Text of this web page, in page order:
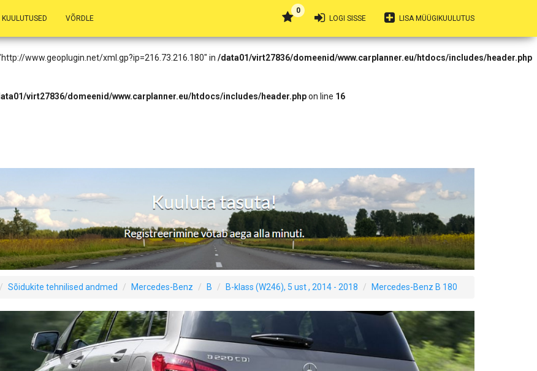
Failed to open stream: HTTP request failed! HTTP/1.1 403 Forbidden in
www.geoplugin.net/xml.gp?ip=216.73.216.180" in /data01/virt27836/domeenid/www.carplanner.eu/htdocs/includes/header.php
virt27836/domeenid/www.carplanner.eu/htdocs/includes/header.phpon line 16
KUULUTUSED VÕRDLE
0
LOGI SISSE
LISA MÜÜGIKUULUTUS
Sõidukite tehnilised andmed Mercedes-Benz B B-klass (W246), 5 ust , 2014 - 2018 Mercedes-Benz B 180